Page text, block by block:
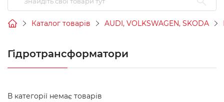
Каталог товарів AUDI, VOLKSWAGEN, SKODA
Гідротрансформатори
В категорії немає товарів